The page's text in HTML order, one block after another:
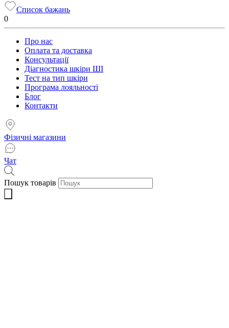
Список бажань
0
Про нас
Оплата та доставка
Консультації
Діагностика шкіри ШІ
Тест на тип шкіри
Програма лояльності
Блог
Контакти
Фізичні магазини
Чат
Пошук товарів